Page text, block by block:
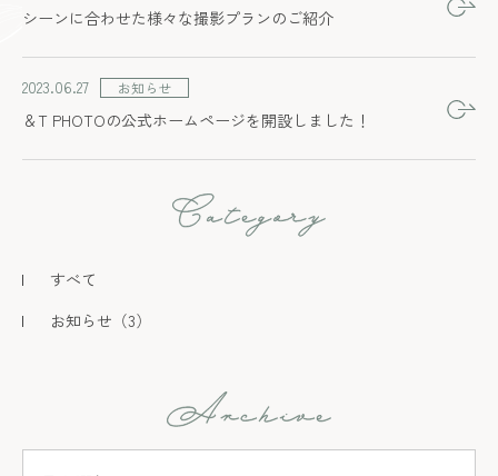
シーンに合わせた様々な撮影プランのご紹介
2023.06.27 お知らせ
＆T PHOTOの公式ホームページを開設しました！
すべて
お知らせ （3）